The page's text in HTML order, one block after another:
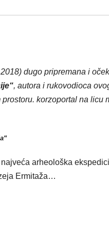
dugo pripremana i
, autora i rukovodioca
korzoportal na licu
arheološka
Ermitaža…